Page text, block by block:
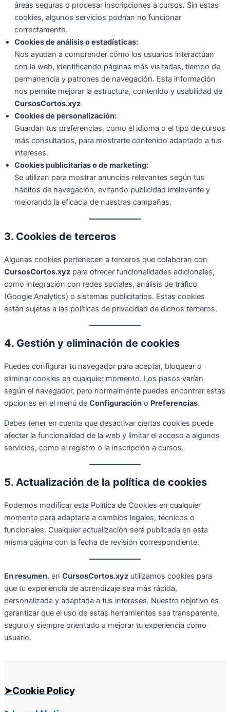
áreas seguras o procesar inscripciones a cursos. Sin estas
cookies, algunos servicios podrían no funcionar
correctamente.
Cookies de análisis o estadísticas:
Nos ayudan a comprender cómo los usuarios interactúan
con la web, identificando páginas más visitadas, tiempo de
permanencia y patrones de navegación. Esta información
nos permite mejorar la estructura, contenido y usabilidad de
CursosCortos.xyz.
Cookies de personalización:
Guardan tus preferencias, como el idioma o el tipo de cursos
más consultados, para mostrarte contenido adaptado a tus
intereses.
Cookies publicitarias o de marketing:
Se utilizan para mostrar anuncios relevantes según tus
hábitos de navegación, evitando publicidad irrelevante y
mejorando la eficacia de nuestras campañas.
3. Cookies de terceros
Algunas cookies pertenecen a terceros que colaboran con
CursosCortos.xyz para ofrecer funcionalidades adicionales,
como integración con redes sociales, análisis de tráfico
(Google Analytics) o sistemas publicitarios. Estas cookies
están sujetas a las políticas de privacidad de dichos terceros.
4. Gestión y eliminación de cookies
Puedes configurar tu navegador para aceptar, bloquear o
eliminar cookies en cualquier momento. Los pasos varían
según el navegador, pero normalmente puedes encontrar estas
opciones en el menú de Configuración o Preferencias.
Debes tener en cuenta que desactivar ciertas cookies puede
afectar la funcionalidad de la web y limitar el acceso a algunos
servicios, como el registro o la inscripción a cursos.
5. Actualización de la política de cookies
Podemos modificar esta Política de Cookies en cualquier
momento para adaptarla a cambios legales, técnicos o
funcionales. Cualquier actualización será publicada en esta
misma página con la fecha de revisión correspondiente.
En resumen, en CursosCortos.xyz utilizamos cookies para
que tu experiencia de aprendizaje sea más rápida,
personalizada y adaptada a tus intereses. Nuestro objetivo es
garantizar que el uso de estas herramientas sea transparente,
seguro y siempre orientado a mejorar tu experiencia como
usuario.
➤Cookie Policy